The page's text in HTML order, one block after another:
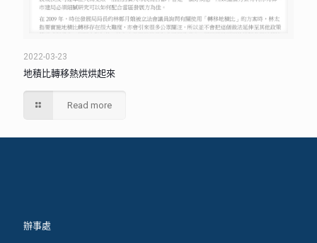
2022-03-23
地積比轉移熱烘烘起來
Read more
辦事處